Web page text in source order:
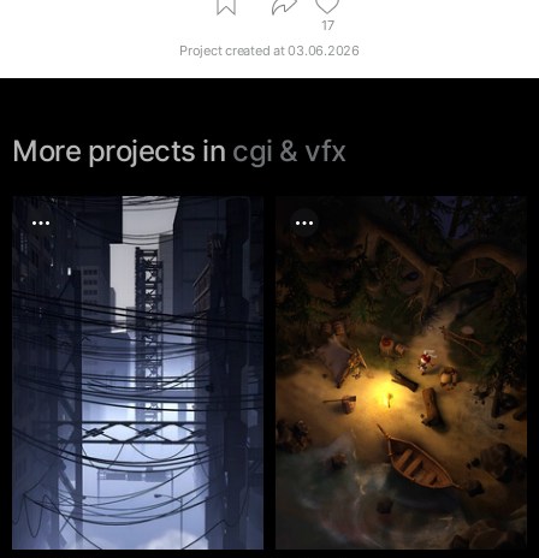
17
Project created at03.06.2026
More projects in cgi & vfx